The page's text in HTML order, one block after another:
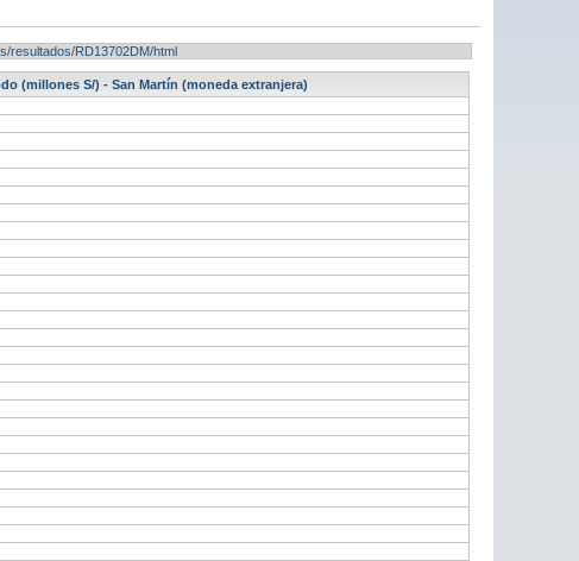
resultados/RD13702DM/html
(millones S/) - San Martín (moneda extranjera)